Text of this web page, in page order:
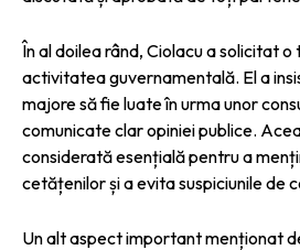
În al doilea rând, Ciolacu a solicitat
activitatea guvernamentală. El a
majore să fie luate în urma unor
comunicate clar opiniei publice.
considerată esențială pentru a
cetățenilor și a evita suspiciunile de
Un alt aspect important menționat